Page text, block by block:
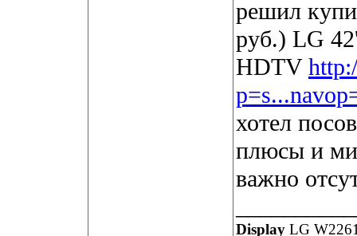
решил
руб.) LG
HDTV
хотел
плюсы и
важно
Display LG